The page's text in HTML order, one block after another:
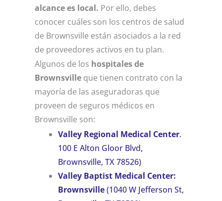
alcance es local. Por ello, debes
conocer cuáles son los centros de salud
de Brownsville están asociados a la red
de proveedores activos en tu plan.
Algunos de los hospitales de
Brownsville que tienen contrato con la
mayoría de las aseguradoras que
proveen de seguros médicos en
Brownsville son:
Valley Regional Medical Center.
100 E Alton Gloor Blvd,
Brownsville, TX 78526)
Valley Baptist Medical Center:
Brownsville(1040 W Jefferson St,